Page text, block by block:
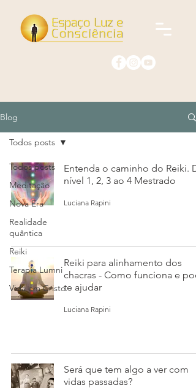
Blog
Todos posts
Meditação
Nova Era
Realidade
quântica
Reiki
Terapia Lumni
Vida em Cristo
Todos posts
Entenda o caminho do Reiki.
nível 1, 2, 3 ao 4 Mestrado
Luciana Rapini
Reiki para alinhamento dos
chacras - Como funciona e
te ajudar
Luciana Rapini
Será que tem algo a ver com
vidas passadas?